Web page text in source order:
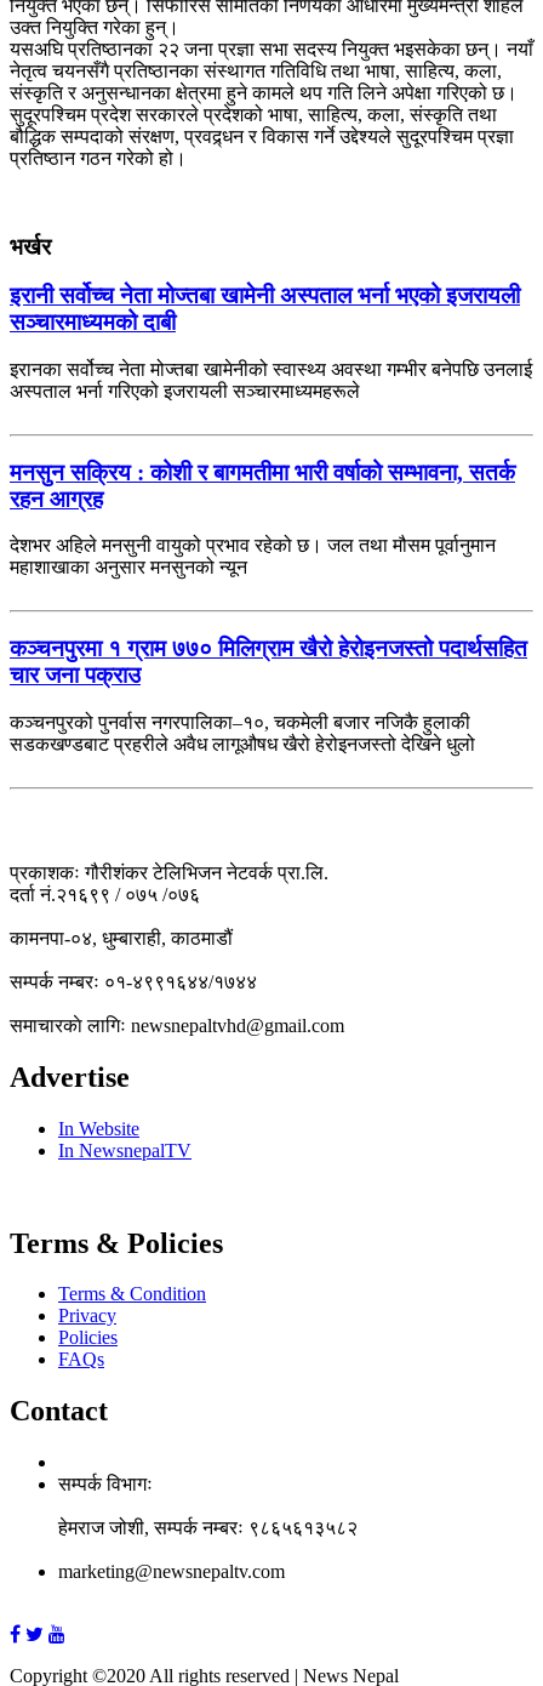
नियुक्त भएका छन्। सिफारिस समितिको निर्णयका आधारमा मुख्यमन्त्री शाहले
उक्त नियुक्ति गरेका हुन्।
यसअघि प्रतिष्ठानका २२ जना प्रज्ञा सभा सदस्य नियुक्त भइसकेका छन्। नयाँ
नेतृत्व चयनसँगै प्रतिष्ठानका संस्थागत गतिविधि तथा भाषा, साहित्य, कला,
संस्कृति र अनुसन्धानका क्षेत्रमा हुने कामले थप गति लिने अपेक्षा गरिएको छ।
सुदूरपश्चिम प्रदेश सरकारले प्रदेशको भाषा, साहित्य, कला, संस्कृति तथा
बौद्धिक सम्पदाको संरक्षण, प्रवद्र्धन र विकास गर्ने उद्देश्यले सुदूरपश्चिम प्रज्ञा
प्रतिष्ठान गठन गरेको हो।
भर्खर
इरानी सर्वोच्च नेता मोज्तबा खामेनी अस्पताल भर्ना भएको इजरायली
सञ्चारमाध्यमको दाबी
इरानका सर्वोच्च नेता मोज्तबा खामेनीको स्वास्थ्य अवस्था गम्भीर बनेपछि उनलाई
अस्पताल भर्ना गरिएको इजरायली सञ्चारमाध्यमहरूले
मनसुन सक्रिय : कोशी र बागमतीमा भारी वर्षाको सम्भावना, सतर्क
रहन आग्रह
देशभर अहिले मनसुनी वायुको प्रभाव रहेको छ। जल तथा मौसम पूर्वानुमान
महाशाखाका अनुसार मनसुनको न्यून
कञ्चनपुरमा १ ग्राम ७७० मिलिग्राम खैरो हेरोइनजस्तो पदार्थसहित
चार जना पक्राउ
कञ्चनपुरको पुनर्वास नगरपालिका–१०, चकमेली बजार नजिकै हुलाकी
सडकखण्डबाट प्रहरीले अवैध लागूऔषध खैरो हेरोइनजस्तो देखिने धुलो
प्रकाशकः गौरीशंकर टेलिभिजन नेटवर्क प्रा.लि.
दर्ता नं.२१६९९ / ०७५ /०७६
कामनपा-०४, धुम्बाराही, काठमाडौं
सम्पर्क नम्बरः ०१-४९९१६४४/१७४४
समाचारकाे लागिः newsnepaltvhd@gmail.com
Advertise
In Website
In NewsnepalTV
Terms & Policies
Terms & Condition
Privacy
Policies
FAQs
Contact
सम्पर्क विभागः
हेमराज जोशी, सम्पर्क नम्बरः ९८६५६१३५८२
marketing@newsnepaltv.com
Copyright ©2020 All rights reserved | News Nepal